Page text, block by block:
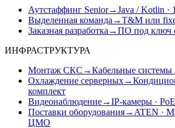
Аутстаффинг Senior→Java / Kotlin ·
Выделенная команда →T&M или
Заказная разработка →ПО под ключ
ИНФРАСТРУКТУРА
Монтаж СКС →Кабельные системы
Охлаждение серверных→
комплект
Видеонаблюдение→IP-камеры ·
Поставки оборудования→ ATEN ·
ЦМО